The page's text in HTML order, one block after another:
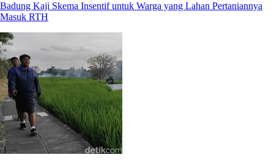
Badung Kaji Skema Insentif untuk Warga yang Lahan Pertaniannya
Masuk RTH